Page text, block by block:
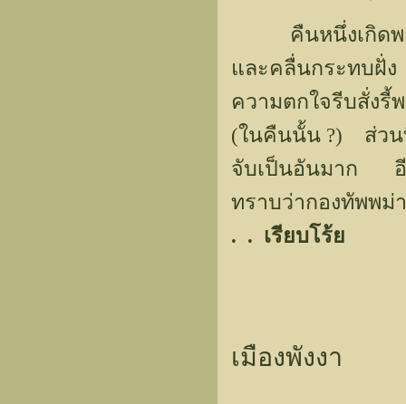
คืนหนึ่งเกิดพายุ
และคลื่นกระทบฝั่
ความตกใจรีบสั่ง
(ในคืนนั้น ?) ส่วน
จับเป็นอันมาก อี
ทราบว่ากองทัพพ
. . เรียบโร้ย
เมืองพังงา